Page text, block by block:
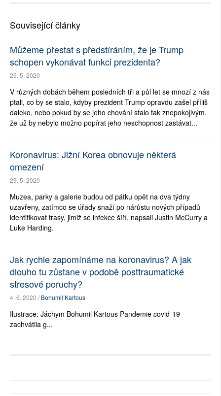
Související články
Můžeme přestat s předstíráním, že je Trump
schopen vykonávat funkci prezidenta?
29. 5. 2020
V různých dobách během posledních tři a půl let se mnozí z nás
ptali, co by se stalo, kdyby prezident Trump opravdu zašel příliš
daleko, nebo pokud by se jeho chování stalo tak znepokojivým,
že už by nebylo možno popírat jeho neschopnost zastávat...
Koronavirus: Jižní Korea obnovuje některá
omezení
29. 5. 2020
Muzea, parky a galerie budou od pátku opět na dva týdny
uzavřeny, zatímco se úřady snaží po nárůstu nových případů
identifikovat trasy, jimiž se infekce šíří, napsali Justin McCurry a
Luke Harding.
Jak rychle zapomínáme na koronavirus? A jak
dlouho tu zůstane v podobě posttraumatické
stresové poruchy?
4. 6. 2020 /Bohumil Kartous
Ilustrace: Jáchym Bohumil Kartous Pandemie covid-19
zachvátila g...